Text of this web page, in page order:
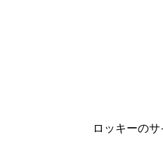
ロッキーの